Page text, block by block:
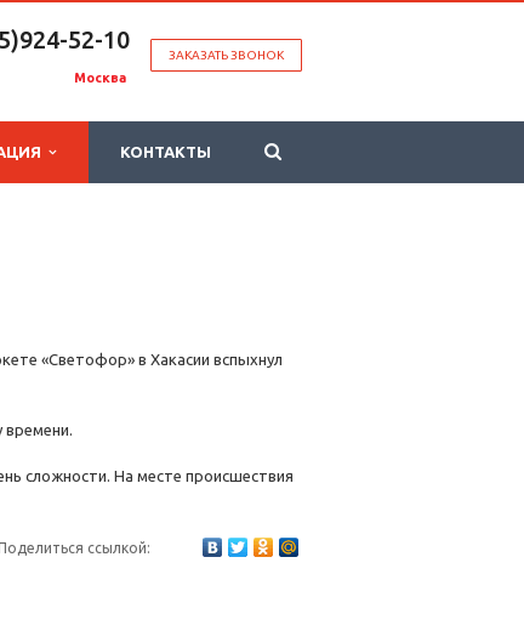
ЗАКАЗАТЬ ЗВОНОК
52-10
Москва
КОНТАКТЫ
«Светофор» в Хакасии вспыхнул
времени.
сложности. На месте происшествия
Поделиться ссылкой: